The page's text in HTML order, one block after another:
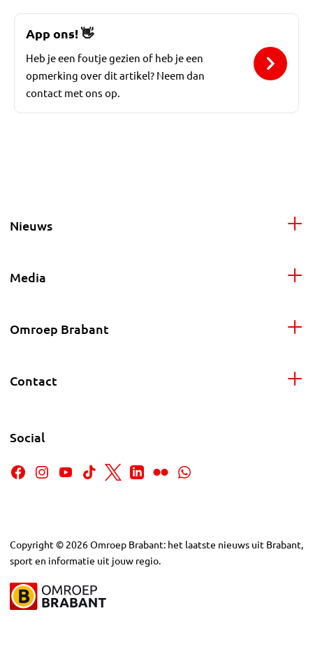
App ons!👋
Heb je een foutje gezien of heb je een
opmerking over dit artikel? Neem dan
contact met ons op.
Nieuws
Media
Omroep Brabant
Contact
Social
Copyright © 2026Omroep Brabant: het laatste nieuws uit Brabant,
sport en informatie uit jouw regio.